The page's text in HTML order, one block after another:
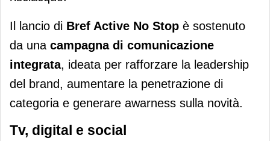
Il lancio di Bref Active No Stop è sostenuto
da una campagna di comunicazione
integrata, ideata per rafforzare la leadership
del brand, aumentare la penetrazione di
categoria e generare awarness sulla novità.
Tv, digital e social